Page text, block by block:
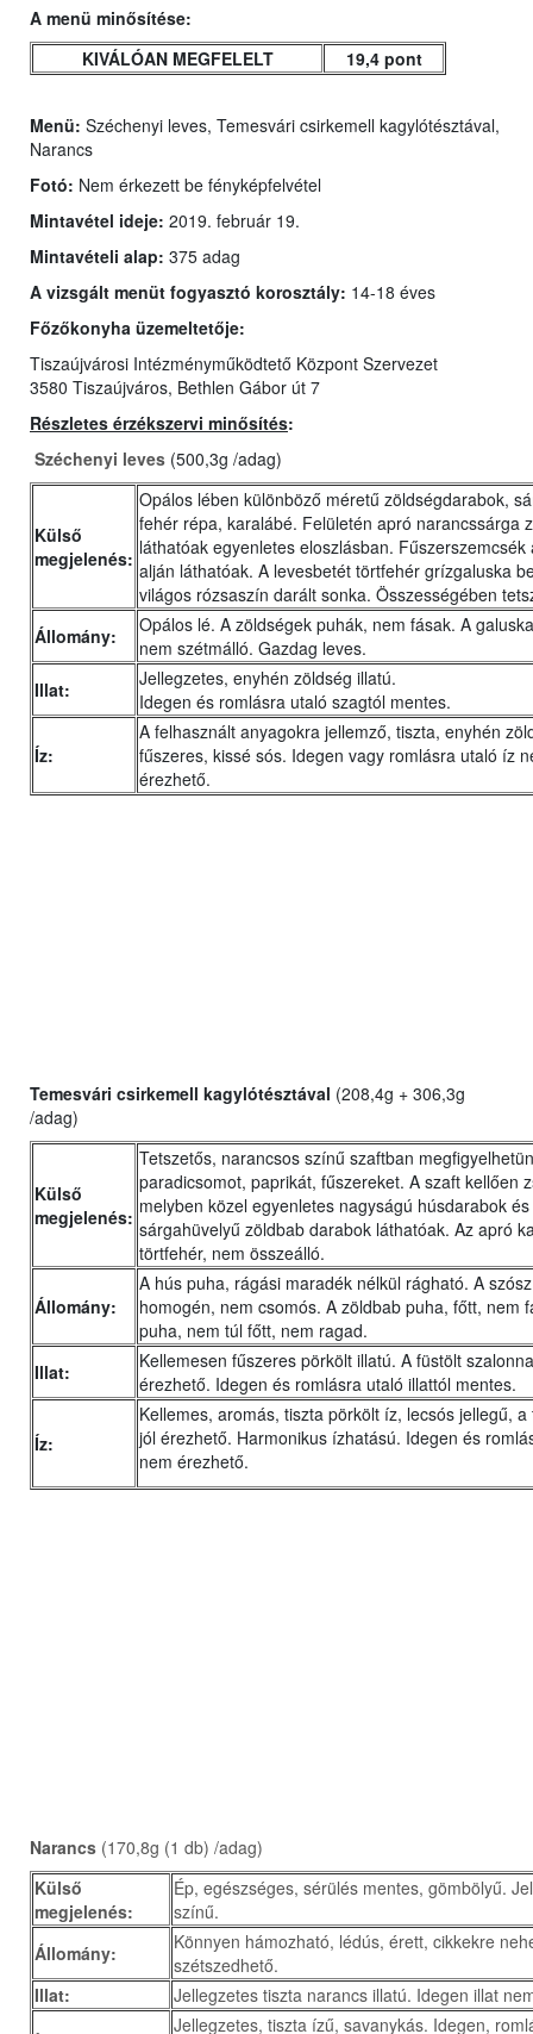
A menü minősítése:
KIVÁLÓAN MEGFELELT
19,4 pont
Menü: Széchenyi leves, Temesvári csirkemell kagylótésztával,
Narancs
Fotó: Nem érkezett be fényképfelvétel
Mintavétel ideje: 2019. február 19.
Mintavételi alap: 375 adag
A vizsgált menüt fogyasztó korosztály: 14-18 éves
Főzőkonyha üzemeltetője:
Tiszaújvárosi Intézményműködtető Központ Szervezet
3580 Tiszaújváros, Bethlen Gábor út 7
Részletes érzékszervi minősítés:
Széchenyi leves (500,3g /adag)
Külső
megjelenés:
Opálos lében különböző méretű zöldségdarabok,
fehér répa, karalábé. Felületén apró narancssárga
láthatóak egyenletes eloszlásban. Fűszerszemcsék
alján láthatóak. A levesbetét törtfehér grízgaluska
világos rózsaszín darált sonka. Összességében
Állomány:
Opálos lé. A zöldségek puhák, nem fásak. A
nem szétmálló. Gazdag leves.
Illat:
Jellegzetes, enyhén zöldség illatú.
Idegen és romlásra utaló szagtól mentes.
Íz:
A felhasznált anyagokra jellemző, tiszta, enyhén
fűszeres, kissé sós. Idegen vagy romlásra utaló íz
érezhető.
Temesvári csirkemell kagylótésztával (208,4g + 306,3g
/adag)
Külső
megjelenés:
Tetszetős, narancsos színű szaftban
paradicsomot, paprikát, fűszereket. A szaft kellően
melyben közel egyenletes nagyságú húsdarabok és
sárgahüvelyű zöldbab darabok láthatóak. Az apró
törtfehér, nem összeálló.
Állomány:
A hús puha, rágási maradék nélkül rágható. A
homogén, nem csomós. A zöldbab puha, főtt, nem
puha, nem túl főtt, nem ragad.
Illat:
Kellemesen fűszeres pörkölt illatú. A füstölt
érezhető. Idegen és romlásra utaló illattól mentes.
Íz:
Kellemes, aromás, tiszta pörkölt íz, lecsós jellegű,
jól érezhető. Harmonikus ízhatású. Idegen és
nem érezhető.
Narancs (170,8g (1 db) /adag)
Külső
megjelenés:
Ép, egészséges, sérülés mentes, gömbölyű.
színű.
Állomány:
Könnyen hámozható, lédús, érett, cikkekre
szétszedhető.
Illat:
Jellegzetes tiszta narancs illatú. Idegen illat
Jellegzetes, tiszta ízű, savanykás. Idegen,